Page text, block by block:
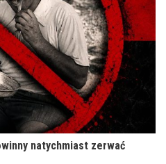
natychmiast zerwać